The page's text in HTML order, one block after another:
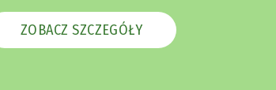
ZOBACZ SZCZEGÓŁY